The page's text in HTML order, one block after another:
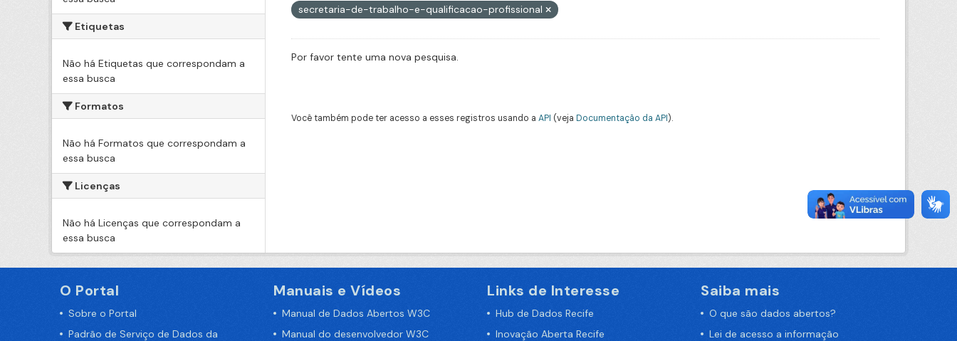
Etiquetas
Não há Etiquetas que correspondam a
essa busca
Formatos
Não há Formatos que correspondam a
essa busca
Licenças
Não há Licenças que correspondam a
essa busca
secretaria-de-trabalho-e-qualificacao-profissional
Por favor tente uma nova pesquisa.
Você também pode ter acesso a esses registros usando a API (veja Documentação da API).
O Portal
Sobre o Portal
Padrão de Serviço de Dados da
Manuais e Vídeos
Manual de Dados Abertos W3C
Manual do desenvolvedor W3C
Links de Interesse
Hub de Dados Recife
Inovação Aberta Recife
Saiba mais
O que são dados abertos?
Lei de acesso a informação